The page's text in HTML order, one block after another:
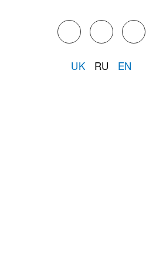
UK RU EN